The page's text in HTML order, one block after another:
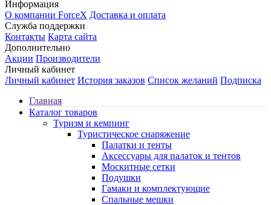
Информация
О компании ForceX Доставка и оплата
Служба поддержки
Контакты Карта сайта
Дополнительно
Акции Производители
Личный кабинет
Личный кабинет История заказов Список желаний Подписка
Главная
Каталог товаров
Туризм и кемпинг
Туристическое снаряжение
Палатки и тенты
Аксессуары для палаток и тентов
Москитные сетки
Подушки
Гамаки и комплектующие
Спальные мешки